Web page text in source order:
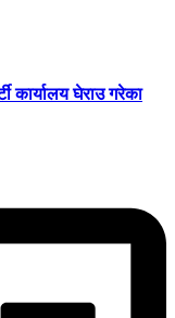
कार्यालय घेराउ गरेका